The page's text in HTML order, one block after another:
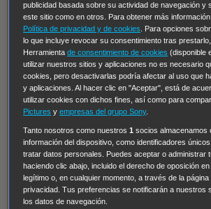
Insomnia El Guardián The
Hudson & Rex Diez libras y un
Regreso al futuro III NUEVE
caballeros Tormenta infinita Sing
y Lola High Country Los casos
Moonflower Murders Twisted Metal
Hailey Dean Without Sin: Libre
NCIS: Nueva Orleans Pandora En
The Shield: Al margen de la ley
The Killing Kind
publicidad basada sobre su actividad de navegación y
este sitio como en otros. Para obtener más
Política de privacidad y de cookies
. Para opciones
lo que incluye revocar su consentimiento tras
Herramientade consentimiento de cookies (disponible
utilizar nuestros sitios y aplicaciones no es necesario
cookies, pero desactivarlas podría afectar al uso que
y aplicaciones. Al hacer clic en "Aceptar", está de
utilizar cookies con dichos fines, así como para
Pictures yempresas del grupo Sony.
Tanto nosotros como nuestros1 socios almacenamos
información del dispositivo, como identificadores
tratar datos personales. Puedes aceptar o administrar
haciendo clic abajo, incluido el derecho de oposición
legítimo o, en cualquier momento, a través de la
privacidad. Tus preferencias se notificarán a nuestros
los datos de navegación.